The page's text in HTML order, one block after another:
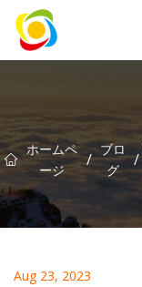
ホームペ
ージ
/ ブロ
グ
/
Aug 23, 2023